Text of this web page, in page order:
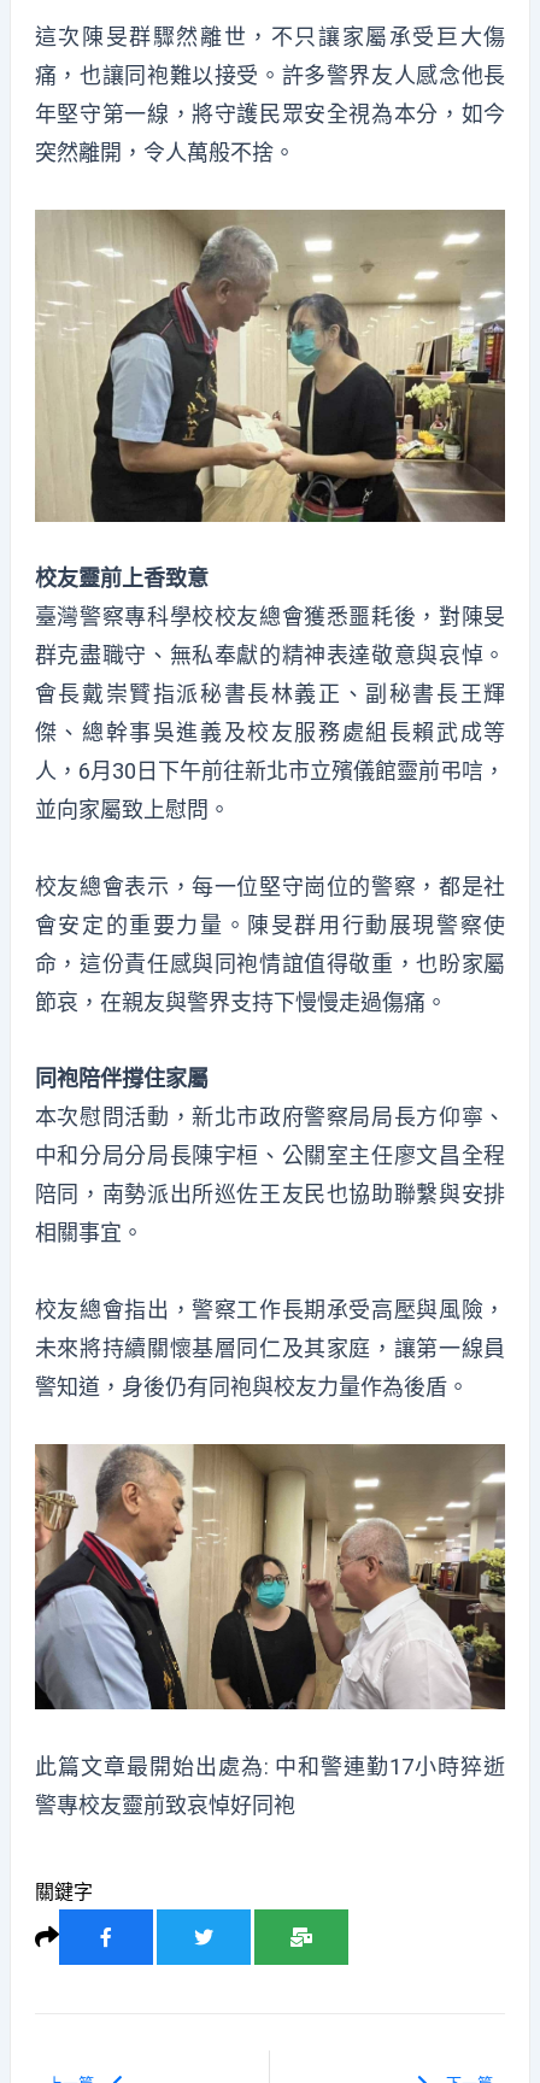
這次陳旻群驟然離世，不只讓家屬承受巨大傷
痛，也讓同袍難以接受。許多警界友人感念他長
年堅守第一線，將守護民眾安全視為本分，如今
突然離開，令人萬般不捨。
校友靈前上香致意
臺灣警察專科學校校友總會獲悉噩耗後，對陳旻
群克盡職守、無私奉獻的精神表達敬意與哀悼。
會長戴崇贒指派秘書長林義正、副秘書長王輝
傑、總幹事吳進義及校友服務處組長賴武成等
人，6月30日下午前往新北市立殯儀館靈前弔唁，
並向家屬致上慰問。
校友總會表示，每一位堅守崗位的警察，都是社
會安定的重要力量。陳旻群用行動展現警察使
命，這份責任感與同袍情誼值得敬重，也盼家屬
節哀，在親友與警界支持下慢慢走過傷痛。
同袍陪伴撐住家屬
本次慰問活動，新北市政府警察局局長方仰寧、
中和分局分局長陳宇桓、公關室主任廖文昌全程
陪同，南勢派出所巡佐王友民也協助聯繫與安排
相關事宜。
校友總會指出，警察工作長期承受高壓與風險，
未來將持續關懷基層同仁及其家庭，讓第一線員
警知道，身後仍有同袍與校友力量作為後盾。
此篇文章最開始出處為: 中和警連勤17小時猝逝
警專校友靈前致哀悼好同袍
關鍵字